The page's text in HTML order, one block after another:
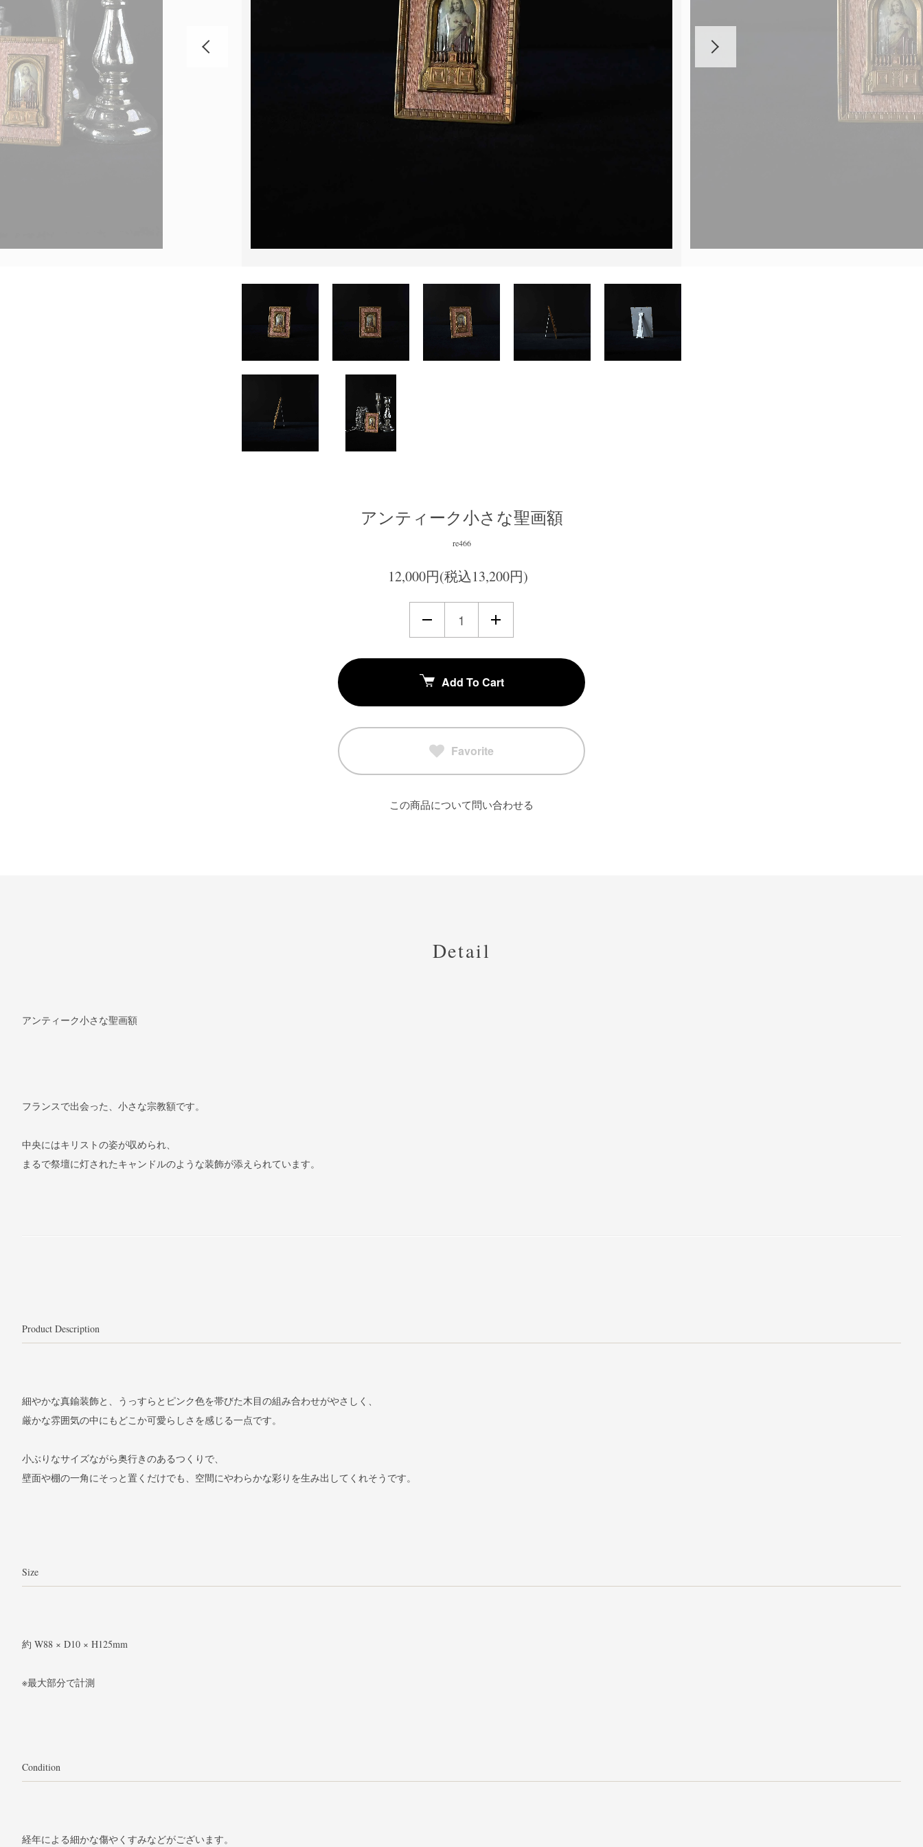
アンティーク小さな聖画額
re466
12,000円(税込13,200円)
Add To Cart
Favorite
この商品について問い合わせる
Detail
アンティーク小さな聖画額
フランスで出会った、小さな宗教額です。
中央にはキリストの姿が収められ、
まるで祭壇に灯されたキャンドルのような装飾が添えられています。
Product Description
細やかな真鍮装飾と、うっすらとピンク色を帯びた木目の組み合わせがやさしく、
厳かな雰囲気の中にもどこか可愛らしさを感じる一点です。
小ぶりなサイズながら奥行きのあるつくりで、
壁面や棚の一角にそっと置くだけでも、空間にやわらかな彩りを生み出してくれそうです。
Size
約 W88 × D10 × H125mm
※最大部分で計測
Condition
経年による細かな傷やくすみなどがございます。